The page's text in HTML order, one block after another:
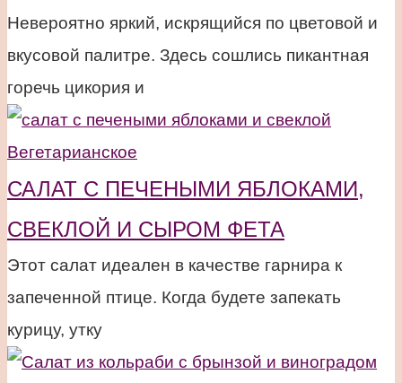
Невероятно яркий, искрящийся по цветовой и
вкусовой палитре. Здесь сошлись пикантная
горечь цикория и
Вегетарианское
САЛАТ С ПЕЧЕНЫМИ ЯБЛОКАМИ,
СВЕКЛОЙ И СЫРОМ ФЕТА
Этот салат идеален в качестве гарнира к
запеченной птице. Когда будете запекать
курицу, утку